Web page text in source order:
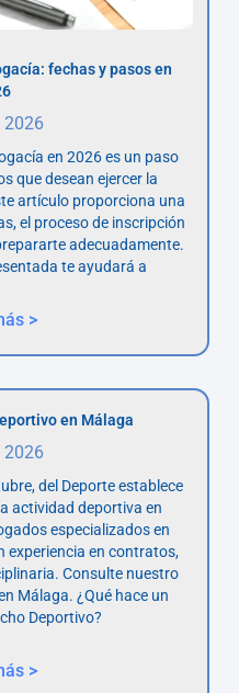
fechas y pasos en
2026
en 2026 es un paso
que desean ejercer la
artículo proporciona una
el proceso de inscripción
adecuadamente.
te ayudará a
>
en Málaga
2026
del Deporte establece
actividad deportiva en
especializados en
experiencia en contratos,
Consulte nuestro
Málaga. ¿Qué hace un
Deportivo?
>